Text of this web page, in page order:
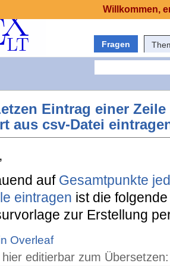
Fragen
Eintrag einer
aus csv-Datei
auf Gesamtpunkte
eintragen ist die
zur Erstellung
Overleaf
editierbar zum Übersetzen:
Willkommen,